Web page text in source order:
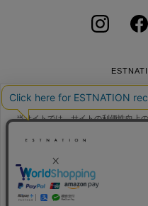
会社概要
個人情報保護方針
当サイトでは、サイトの利便性向上
ーの使用に同意したことになります
ー
をご確認ください。